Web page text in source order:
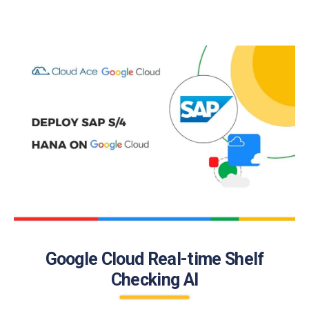
Google Cloud Real-time Shelf
Checking AI